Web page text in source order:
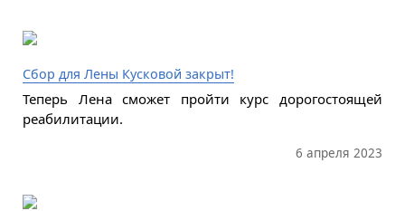
Сбор для Лены Кусковой закрыт!
Теперь Лена сможет пройти курс дорогостоящей
реабилитации.
6 апреля 2023